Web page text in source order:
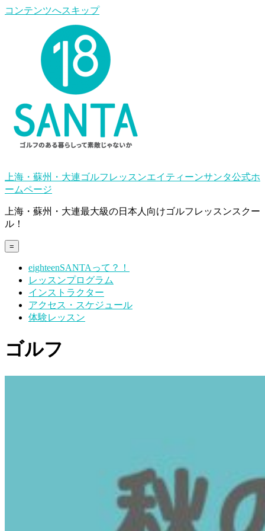
コンテンツへスキップ
上海・蘇州・大連ゴルフレッスンエイティーンサンタ公式ホ
ームページ
上海・蘇州・大連最大級の日本人向けゴルフレッスンスクー
ル！
=
eighteenSANTAって？！
レッスンプログラム
インストラクター
アクセス・スケジュール
体験レッスン
ゴルフ